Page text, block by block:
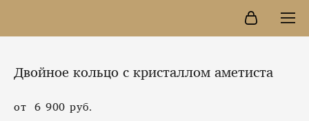
Двойное кольцо с кристаллом аметиста
от 6 900 pуб.